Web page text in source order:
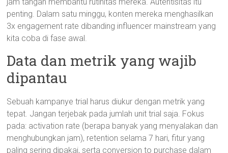
penting. Dalam satu minggu, konten mereka menghasilkan
3x engagement rate dibanding influencer mainstream yang
kita coba di fase awal.
Data dan metrik yang wajib
dipantau
Sebuah kampanye trial harus diukur dengan metrik yang
tepat. Jangan terjebak pada jumlah unit trial saja. Fokus
pada: activation rate (berapa banyak yang menyalakan dan
menghubungkan jam), retention selama 7 hari, fitur yang
paling sering dipakai, serta conversion to purchase dalam